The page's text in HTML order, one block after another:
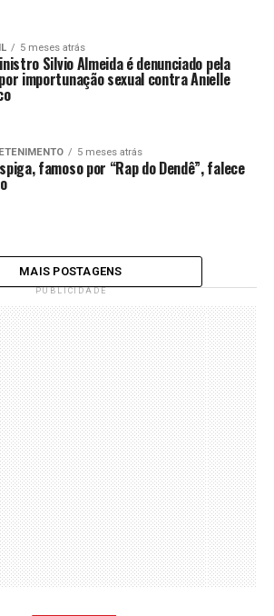
5 meses atrás
Silvio Almeida é denunciado pela
importunação sexual contra Anielle
5 meses atrás
famoso por “Rap do Dendê”, falece
MAIS POSTAGENS
PUBLICIDADE